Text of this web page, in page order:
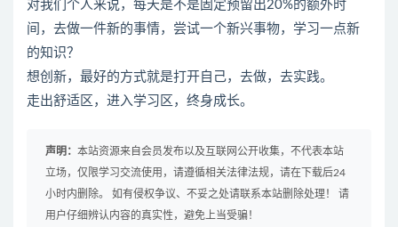
对我们个人来说，每天是不是固定预留出20%的额外时
间，去做一件新的事情，尝试一个新兴事物，学习一点新
的知识？
想创新，最好的方式就是打开自己，去做，去实践。
走出舒适区，进入学习区，终身成长。
声明： 本站资源来自会员发布以及互联网公开收集，不代表本站
立场，仅限学习交流使用，请遵循相关法律法规，请在下载后24
小时内删除。 如有侵权争议、不妥之处请联系本站删除处理！ 请
用户仔细辨认内容的真实性，避免上当受骗！